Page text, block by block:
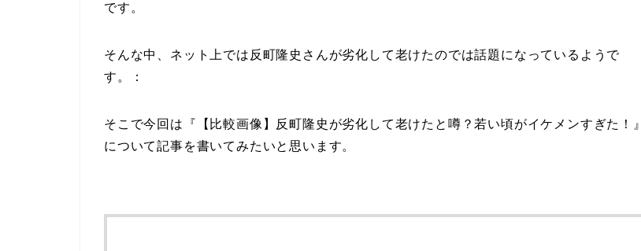
です。
そんな中、ネット上では反町隆史さんが劣化して老けたのでは話題になっているようで
す。：
そこで今回は『【比較画像】反町隆史が劣化して老けたと噂？若い頃がイケメンすぎた！』
について記事を書いてみたいと思います。